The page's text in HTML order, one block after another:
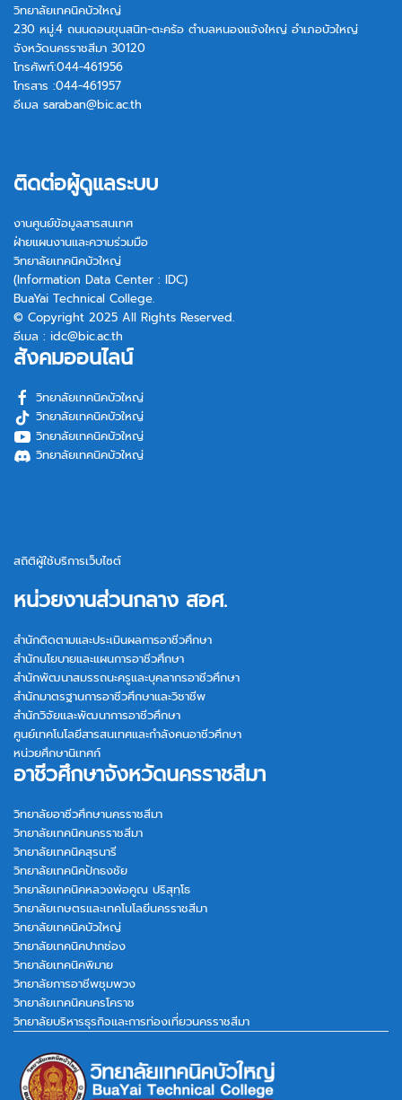
วิทยาลัยเทคนิคบัวใหญ่
230 หมู่.4 ถนนดอนขุนสนิท-ตะคร้อ ตำบลหนองแจ้งใหญ่ อำเภอบัวใหญ่
จังหวัดนครราชสีมา 30120
โทรศัพท์:044-461956
โทรสาร :044-461957
อีเมล saraban@bic.ac.th
ติดต่อผู้ดูแลระบบ
งานศูนย์ข้อมูลสารสนเทศ
ฝ่ายแผนงานและความร่วมมือ
วิทยาลัยเทคนิคบัวใหญ่
(Information Data Center : IDC)
BuaYai Technical College.
© Copyright 2025 All Rights Reserved.
อีเมล : idc@bic.ac.th
สังคมออนไลน์
วิทยาลัยเทคนิคบัวใหญ่
วิทยาลัยเทคนิคบัวใหญ่
วิทยาลัยเทคนิคบัวใหญ่
วิทยาลัยเทคนิคบัวใหญ่
สถิติผู้ใช้บริการเว็บไซต์
หน่วยงานส่วนกลาง สอศ.
สำนักติดตามและประเมินผลการอาชีวศึกษา
สำนักนโยบายและแผนการอาชีวศึกษา
สำนักพัฒนาสมรรถนะครูและบุคลากรอาชีวศึกษา
สำนักมาตรฐานการอาชีวศึกษาและวิชาชีพ
สำนักวิจัยและพัฒนาการอาชีวศึกษา
ศูนย์เทคโนโลยีสารสนเทศและกำลังคนอาชีวศึกษา
หน่วยศึกษานิเทศก์
อาชีวศึกษาจังหวัดนครราชสีมา
วิทยาลัยอาชีวศึกษานครราชสีมา
วิทยาลัยเทคนิคนครราชสีมา
วิทยาลัยเทคนิคสุรนารี
วิทยาลัยเทคนิคปักธงชัย
วิทยาลัยเทคนิคหลวงพ่อคูณ ปริสุทฺโธ
วิทยาลัยเกษตรและเทคโนโลยีนครราชสีมา
วิทยาลัยเทคนิคบัวใหญ่
วิทยาลัยเทคนิคปากช่อง
วิทยาลัยเทคนิคพิมาย
วิทยาลัยการอาชีพชุมพวง
วิทยาลัยเทคนิคนครโคราช
วิทยาลัยบริหารธุรกิจและการท่องเที่ยวนครราชสีมา